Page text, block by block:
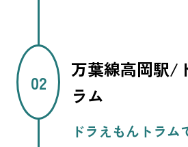
万葉線高岡駅/
ラム
ドラえもんトラ